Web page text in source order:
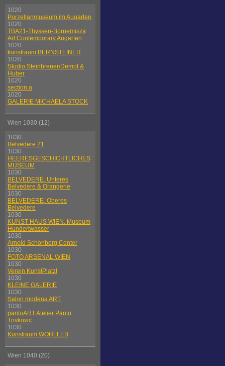
1020
Porzellanmuseum im Augarten
1020
TBA21-Thyssen-Bornemisza
Art Contemporary Augarten
1020
kunstraum BERNSTEINER
1020
Studio Steinbrener/Dempf &
Huber
1020
section.a
1020
GALERIE MICHAELA STOCK
Wien 1030 (12)
1030
Belvedere 21
1030
HEERESGESCHICHTLICHES
MUSEUM
1030
BELVEDERE, Unteres
Belvedere & Orangerie
1030
BELVEDERE, Oberes
Belvedere
1030
KUNST HAUS WIEN. Museum
Hundertwasser
1030
Arnold Schönberg Center
1030
FOTO ARSENAL WIEN
1030
Verein KunstPlatzl
1030
KLEINE GALERIE
1030
Salon modena ART
1030
pantoART Atelier Panto
Trivkovic
1030
Kunstraum WOHLLEB
Wien 1040 (20)